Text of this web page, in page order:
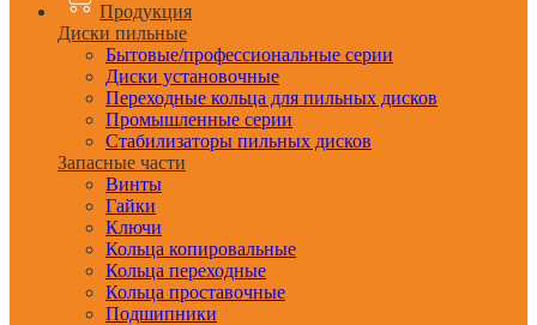
Продукция
Диски пильные
Бытовые/профессиональные серии
Диски установочные
Переходные кольца для пильных дисков
Промышленные серии
Стабилизаторы пильных дисков
Запасные части
Винты
Гайки
Ключи
Кольца копировальные
Кольца переходные
Кольца проставочные
Подшипники